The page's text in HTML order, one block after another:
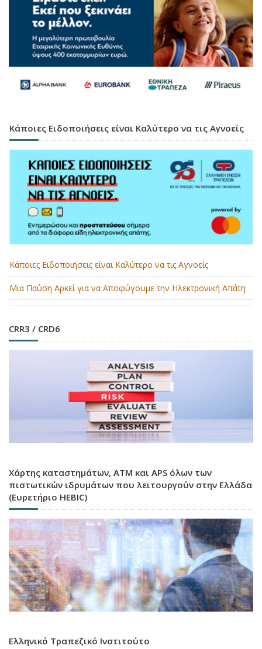
Κάποιες Ειδοποιήσεις είναι Καλύτερο να τις Αγνοείς
Κάποιες Ειδοποιήσεις είναι Καλύτερο να τις Αγνοείς
Μια Παύση Αρκεί για να Αποφύγουμε την Ηλεκτρονική Απάτη
CRR3 / CRD6
Χάρτης καταστημάτων, ATM και APS όλων των
πιστωτικών ιδρυμάτων που λειτουργούν στην Ελλάδα
(Ευρετήριο HEBIC)
Ελληνικό Τραπεζικό Ινστιτούτο